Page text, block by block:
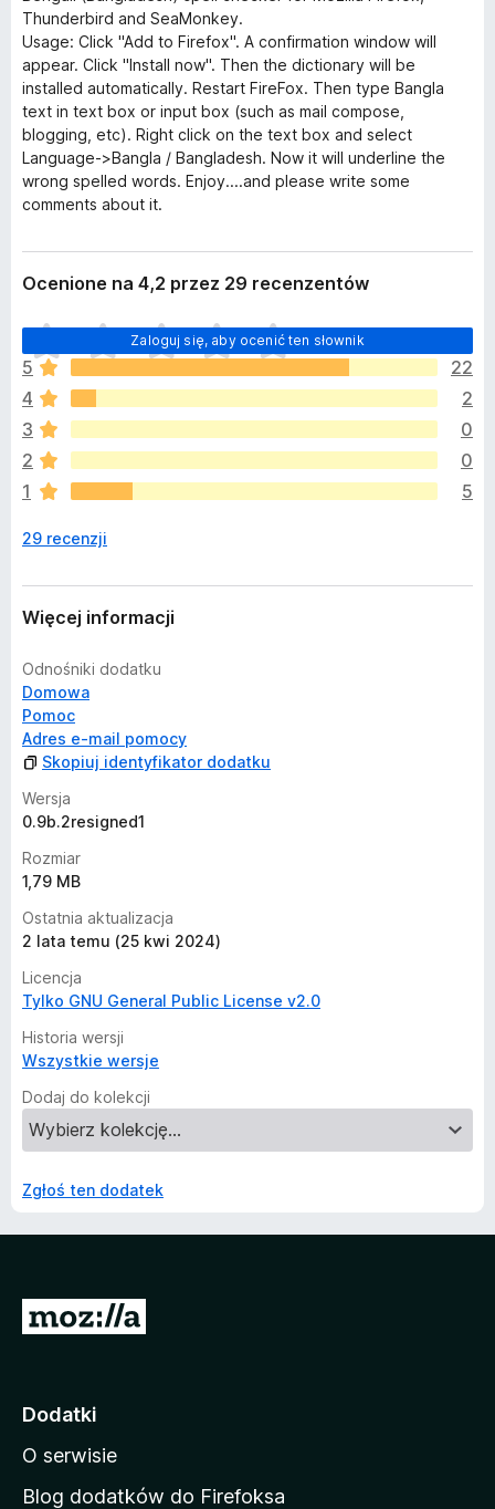
Thunderbird and SeaMonkey.
Usage: Click "Add to Firefox". A confirmation window will
appear. Click "Install now". Then the dictionary will be
installed automatically. Restart FireFox. Then type Bangla
text in text box or input box (such as mail compose,
blogging, etc). Right click on the text box and select
Language->Bangla / Bangladesh. Now it will underline the
wrong spelled words. Enjoy....and please write some
comments about it.
Ocenione na 4,2 przez 29 recenzentów
Zaloguj się, aby ocenić ten słownik
N
i
e
m
a
e
s
c
e
o
e
n
5
22
4
2
3
0
2
0
1
5
29 recenzji
Więcej informacji
Odnośniki dodatku
Domowa
Pomoc
Adres e-mail pomocy
Skopiuj identyfikator dodatku
Wersja
0.9b.2resigned1
Rozmiar
1,79 MB
Ostatnia aktualizacja
2 lata temu (25 kwi 2024)
Licencja
Tylko GNU General Public License v2.0
Historia wersji
Wszystkie wersje
Dodaj do kolekcji
Zgłoś ten dodatek
S
o
a
d
Dodatki
O serwisie
Blog dodatków do Firefoksa